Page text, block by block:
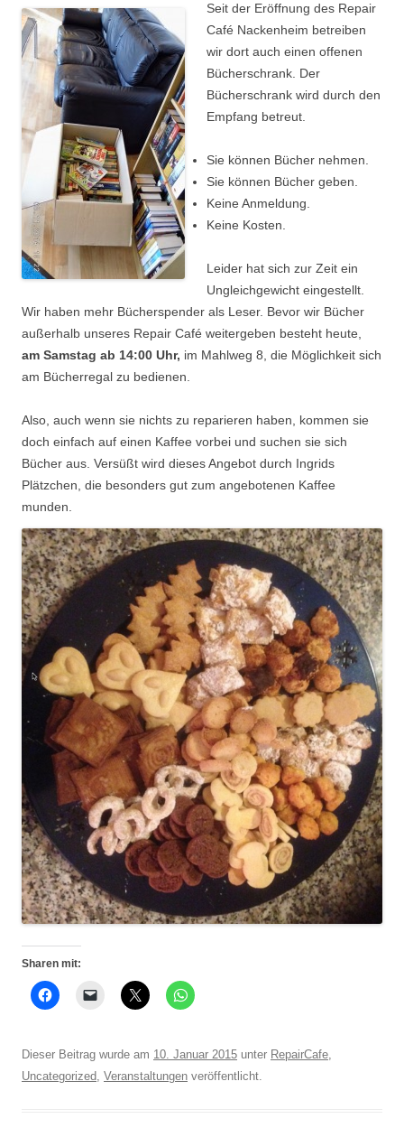
Seit der Eröffnung des Repair
Café Nackenheim betreiben
wir dort auch einen offenen
Bücherschrank. Der
Bücherschrank wird durch den
Empfang betreut.
Sie können Bücher nehmen.
Sie können Bücher geben.
Keine Anmeldung.
Keine Kosten.
Leider hat sich zur Zeit ein
Ungleichgewicht eingestellt.
Wir haben mehr Bücherspender als Leser. Bevor wir Bücher
außerhalb unseres Repair Café weitergeben besteht heute,
am Samstag ab 14:00 Uhr, im Mahlweg 8, die Möglichkeit sich
am Bücherregal zu bedienen.
Also, auch wenn sie nichts zu reparieren haben, kommen sie
doch einfach auf einen Kaffee vorbei und suchen sie sich
Bücher aus. Versüßt wird dieses Angebot durch Ingrids
Plätzchen, die besonders gut zum angebotenen Kaffee
munden.
Sharen mit:
Dieser Beitrag wurde am 10. Januar 2015 unter RepairCafe,
Uncategorized, Veranstaltungen veröffentlicht.